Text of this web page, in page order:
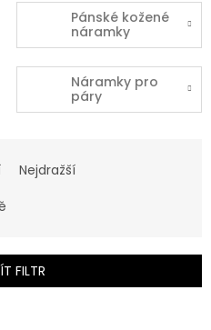
Pánské kožené
náramky
Náramky pro
páry
Nejdražší
FILTR